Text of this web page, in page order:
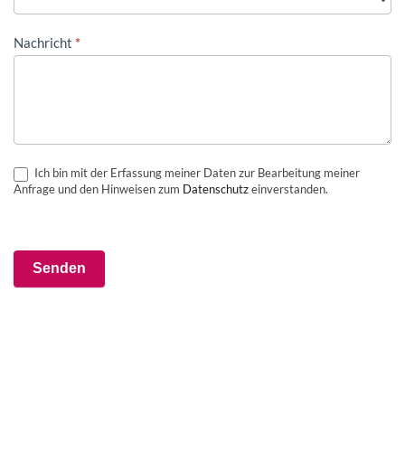
Nachricht *
Ich bin mit der Erfassung meiner Daten zur Bearbeitung meiner
Anfrage und den Hinweisen zum Datenschutzeinverstanden.
Senden